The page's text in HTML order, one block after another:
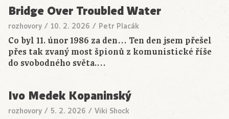
Bridge Over Troubled Water
rozhovory / 10. 2. 2026 / Petr Placák
Co byl 11. únor 1986 za den… Ten den jsem přešel
přes tak zvaný most špionů z komunistické říše
do svobodného světa.…
Ivo Medek Kopaninský
rozhovory / 5. 2. 2026 / Viki Shock